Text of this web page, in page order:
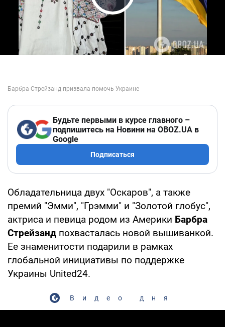
Play Video
Будьте первыми в курсе главного –
подпишитесь на Новини на OBOZ.UA в
Google
Подписаться
Обладательница двух "Оскаров", а также
премий "Эмми", "Грэмми" и "Золотой глобус",
актриса и певица родом из Америки Барбра
Стрейзанд похвасталась новой вышиванкой.
Ее знаменитости подарили в рамках
глобальной инициативы по поддержке
Украины United24.
Видео дня